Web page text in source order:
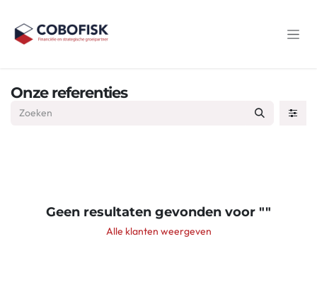
Onze referenties
Geen resultaten gevonden voor ""
Alle klanten weergeven